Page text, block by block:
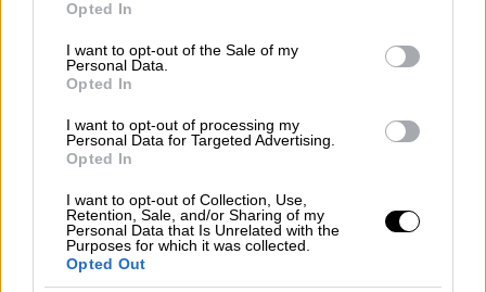
use your data for below specified purposes in below Google
consent section.
Opted In
I want to opt-out of the Sale of my
Personal Data.
Opted In
I want to opt-out of processing my
Personal Data for Targeted Advertising.
Opted In
I want to opt-out of Collection, Use,
Retention, Sale, and/or Sharing of my
Personal Data that Is Unrelated with the
Purposes for which it was collected.
Opted Out
Τηλεόραση|10.10.2020 22:10
120 εκατομμύρια: Το λαχείο που άλλαξε
Καπουτζίδη
Ένα χαμόγελο της τύχης μπορεί να
ανατρέψει τα πάντα.